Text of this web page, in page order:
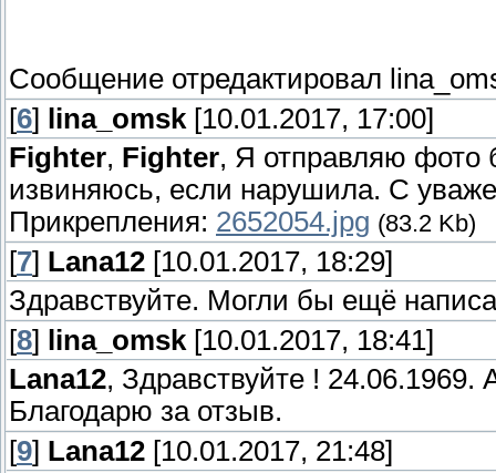
Сообщение отредактировал
[6] lina_omsk [10.01.2017, 17:00]
Fighter, Fighter, Я отправляю фото
извиняюсь, если нарушила. С
Прикрепления: 2652054.jpg (83.2 Kb)
[7] Lana12 [10.01.2017, 18:29]
Здравствуйте. Могли бы ещё
[8] lina_omsk [10.01.2017, 18:41]
Lana12, Здравствуйте ! 24.06.1969.
Благодарю за отзыв.
[9] Lana12 [10.01.2017, 21:48]